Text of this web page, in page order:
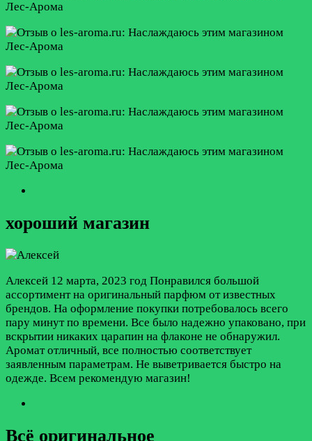
хороший магазин
Алексей 12 марта, 2023 год Понравился большой
ассортимент на оригинальный парфюм от известных
брендов. На оформление покупки потребовалось всего
пару минут по времени. Все было надежно упаковано, при
вскрытии никаких царапин на флаконе не обнаружил.
Аромат отличный, все полностью соответствует
заявленным параметрам. Не выветривается быстро на
одежде. Всем рекомендую магазин!
Всё оригинальное